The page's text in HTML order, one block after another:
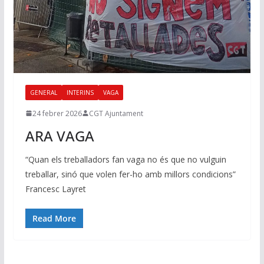
GENERAL INTERINS VAGA
24 febrer 2026 CGT Ajuntament
ARA VAGA
“Quan els treballadors fan vaga no és que no vulguin
treballar, sinó que volen fer-ho amb millors condicions”
Francesc Layret
Read More